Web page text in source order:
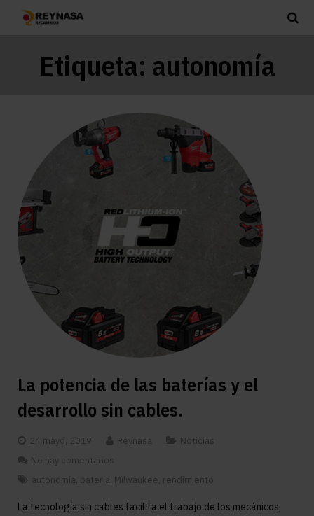
Etiqueta: autonomía
La potencia de las baterías y el
desarrollo sin cables.
24 mayo, 2019 Reynasa
Noticias
No hay comentarios
autonomía batería Milwaukee rendimiento
La tecnología sin cables facilita el trabajo de los mecánicos,